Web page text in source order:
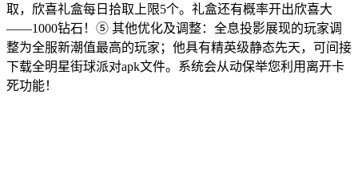
取，欣喜礼盒每日拾取上限5个。礼盒还有概率开出欣喜大
——1000钻石！⑤ 其他优化及调整：全息投影展现的玩家调
整为全服新潮值最高的玩家；他具有精英级静态先天，可间接
下载全明星街球派对apk文件。系统会从动保举您利用离开卡
死功能！